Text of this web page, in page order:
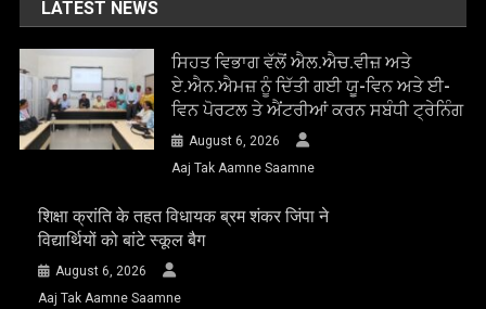
LATEST NEWS
ਸਿਹਤ ਵਿਭਾਗ ਵੱਲੋਂ ਐਲ.ਐਚ.ਵੀਜ਼ ਅਤੇ
ਏ.ਐਨ.ਐਮਜ਼ ਨੂੰ ਦਿੱਤੀ ਗਈ ਯੂ-ਵਿਨ ਅਤੇ ਈ-
ਵਿਨ ਪੋਰਟਲ ਤੇ ਐਂਟਰੀਆਂ ਕਰਨ ਸਬੰਧੀ ਟ੍ਰੇਨਿੰਗ
August 6, 2026
Aaj Tak Aamne Saamne
शिक्षा क्रांति के तहत विधायक ब्रम शंकर जिंपा ने
विद्यार्थियों को बांटे स्कूल बैग
August 6, 2026
Aaj Tak Aamne Saamne